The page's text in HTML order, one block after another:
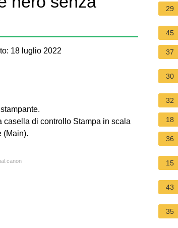
18 luglio 2022
casella di controllo Stampa in scala
(Main).
29
45
37
30
32
18
36
15
43
35